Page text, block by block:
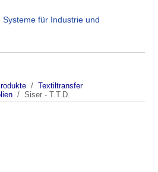
Textiltransfer
Siser - T.T.D.